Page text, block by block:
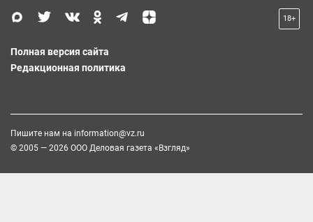
18+
Полная версия сайта
Редакционная политика
Пишите нам на information@vz.ru
© 2005 — 2026 ООО Деловая газета «Взгляд»